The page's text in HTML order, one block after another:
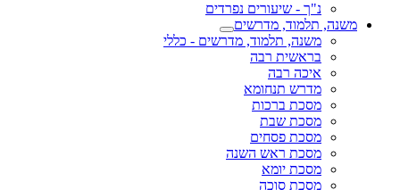
נ"ך - שיעורים נפרדים
משנה, תלמוד, מדרשים
משנה, תלמוד, מדרשים - כללי
בראשית רבה
איכה רבה
מדרש תנחומא
מסכת ברכות
מסכת שבת
מסכת פסחים
מסכת ראש השנה
מסכת יומא
מסכת סוכה